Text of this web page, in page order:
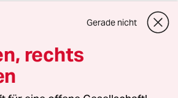
nicht rechnen. Es
lange billiger den Strom zu
gäbe es?
reihum wenigstens bis zu 800
Jahr (10 Prozent)
abgeregelt werden
Gerade nicht
rechts